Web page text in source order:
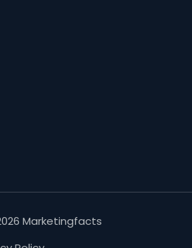
Marketingfacts